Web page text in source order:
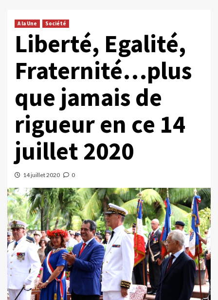
A la Une Société
Liberté, Egalité,
Fraternité…plus
que jamais de
rigueur en ce 14
juillet 2020
14 juillet 2020 0